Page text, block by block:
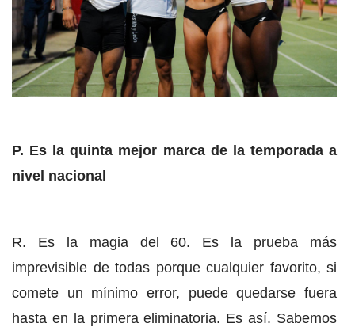
P. Es la quinta mejor marca de la temporada a
nivel nacional
R. Es la magia del 60. Es la prueba más
imprevisible de todas porque cualquier favorito, si
comete un mínimo error, puede quedarse fuera
hasta en la primera eliminatoria. Es así. Sabemos